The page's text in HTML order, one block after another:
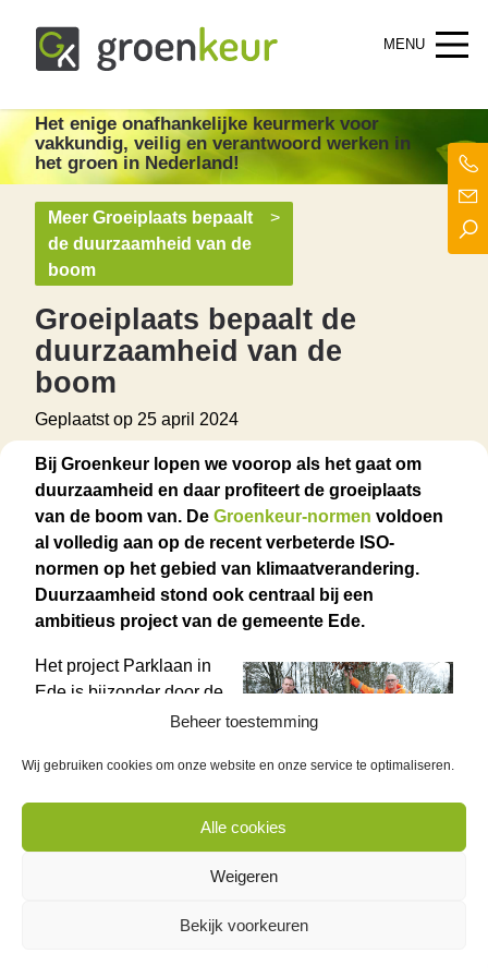
Beheer toestemming
Wij gebruiken cookies om onze website en onze service te optimaliseren.
Alle cookies
Weigeren
Bekijk voorkeuren
Groenkeur
Het enige onafhankelijke keurmerk voor groen in Nederland!
Het enige onafhankelijke keurmerk voor
vakkundig, veilig en verantwoord werken in
het groen in Nederland!
Meer Groeiplaats bepaalt
de duurzaamheid van de
boom
>
Groeiplaats bepaalt de
duurzaamheid van de
boom
Geplaatst op 25 april 2024
Bij Groenkeur lopen we voorop als het gaat om
duurzaamheid en daar profiteert de groeiplaats
van de boom van. De Groenkeur-normen voldoen
al volledig aan op de recent verbeterde ISO-
normen op het gebied van klimaatverandering.
Duurzaamheid stond ook centraal bij een
ambitieus project van de gemeente Ede.
Foto: VidiPhoto
Het project Parklaan in
Ede is bijzonder door de
bomen hierin heeft
duurzaamheid van de
boom wordt bepaald
door de duurzaamheid van de groeiplaats”, zegt
gemeente Ede. Groenkeur-aannemer Quercus